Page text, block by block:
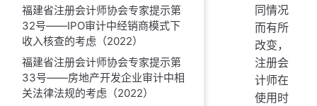
福建省注册会计师协会专家提示第
32号——IPO审计中经销商模式下
收入核查的考虑（2022）
福建省注册会计师协会专家提示第
33号——房地产开发企业审计中相
关法律法规的考虑（2022）
同情况
而有所
改变，
注册会
计师在
使用时